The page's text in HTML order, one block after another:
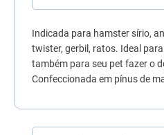
Indicada para hamster sírio,
twister, gerbil, ratos. Ideal
também para seu pet fazer o
Confeccionada em pínus de
6
7
8
9